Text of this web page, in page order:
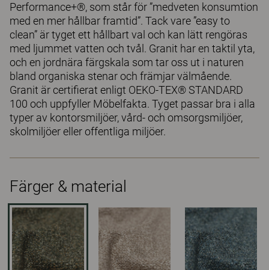
Performance+®, som står för ”medveten konsumtion
med en mer hållbar framtid”. Tack vare ”easy to
clean” är tyget ett hållbart val och kan lätt rengöras
med ljummet vatten och tvål. Granit har en taktil yta,
och en jordnära färgskala som tar oss ut i naturen
bland organiska stenar och främjar välmående.
Granit är certifierat enligt OEKO-TEX® STANDARD
100 och uppfyller Möbelfakta. Tyget passar bra i alla
typer av kontorsmiljöer, vård- och omsorgsmiljöer,
skolmiljöer eller offentliga miljöer.
Färger & material